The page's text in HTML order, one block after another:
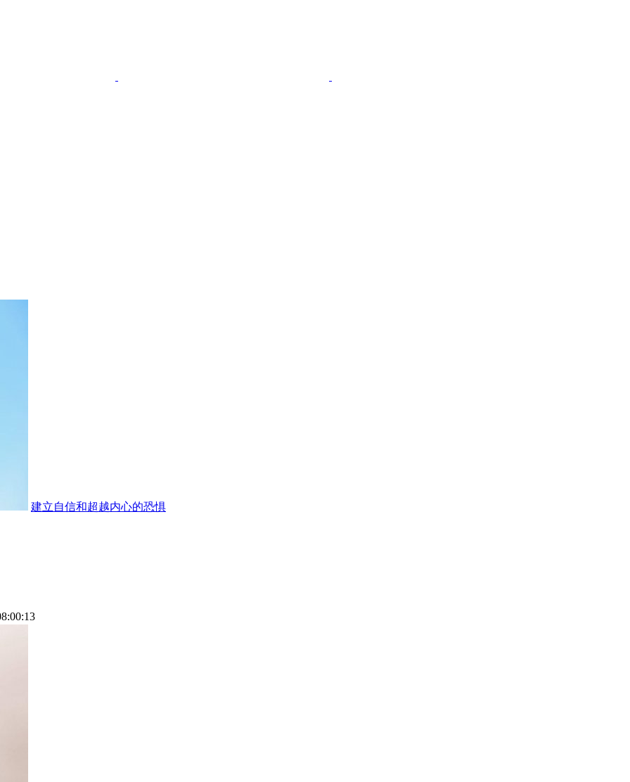
建立自信和超越内心的恐惧